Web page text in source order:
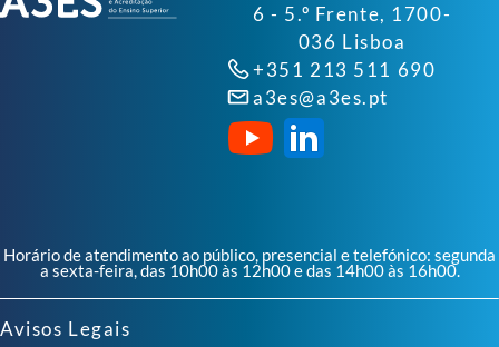
6 - 5.º Frente, 1700-
036 Lisboa
+351 213 511 690
a3es@a3es.pt
Horário de atendimento ao público, presencial e telefónico: segunda
a sexta-feira, das 10h00 às 12h00 e das 14h00 às 16h00.
Avisos Legais